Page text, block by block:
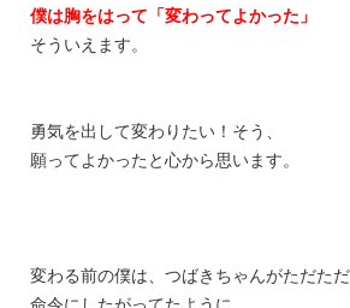
僕は胸をはって「変わってよかった」
そういえます。
勇気を出して変わりたい！そう、
願ってよかったと心から思います。
変わる前の僕は、つばきちゃんがただた
命令にしたがってたように